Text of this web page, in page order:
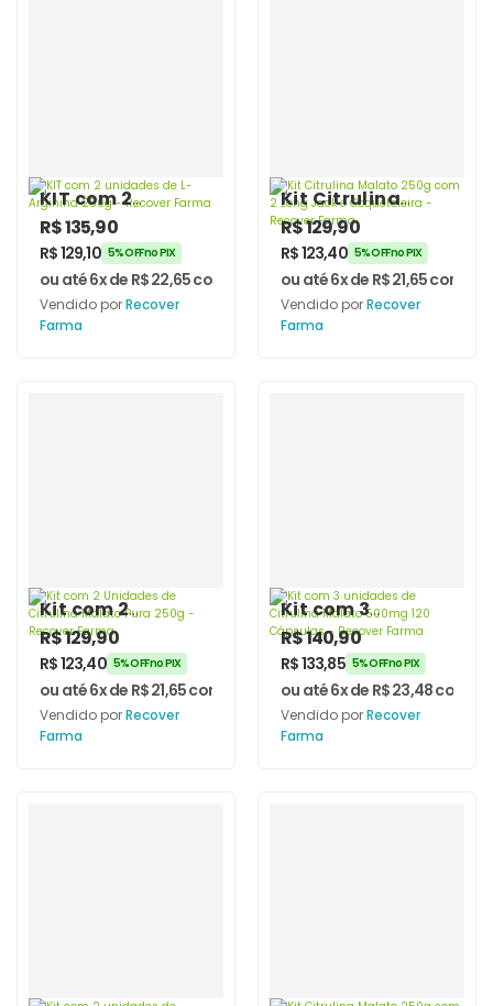
KIT com 2
unidades de L-
Arginina 250g –
Recover Farma
R$135,90
R$129,10 5% OFF no PIX
ou até 6x de R$22,65com juros
Vendido porRecover
Farma
Kit Citrulina
Malato 250g com
2 Long Jack e
Coqueteleira –
Recover Farma
R$129,90
R$123,40 5% OFF no PIX
ou até 6x de R$21,65com
Vendido porRecover
Farma
Kit com 2
Unidades de
Citrulina Malato
Pura 250g –
Recover Farma
R$129,90
R$123,40 5% OFF no PIX
ou até 6x de R$21,65com juros
Vendido porRecover
Farma
Kit com 3
unidades de
Citrulina Malato
500mg 120
Cápsulas –
Recover Farma
R$140,90
R$133,85 5% OFF no PIX
ou até 6x de R$23,48com
Vendido porRecover
Farma